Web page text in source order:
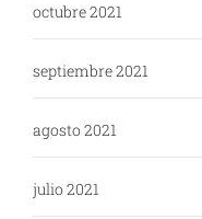
octubre 2021
septiembre 2021
agosto 2021
julio 2021